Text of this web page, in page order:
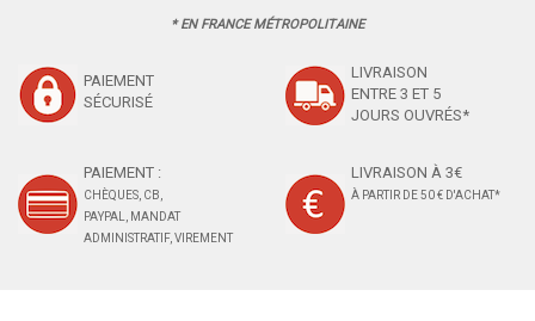
* EN FRANCE MÉTROPOLITAINE
PAIEMENT
SÉCURISÉ
LIVRAISON
ENTRE 3 ET 5
JOURS OUVRÉS*
PAIEMENT :
CHÈQUES, CB,
PAYPAL, MANDAT
ADMINISTRATIF, VIREMENT
LIVRAISON À 3€
À PARTIR DE 50 € D'ACHAT*